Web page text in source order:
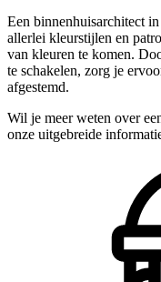
Een binnenhuisarchitect
allerlei kleurstijlen en
van kleuren te komen.
te schakelen, zorg je
afgestemd.
Wil je meer weten over
onze uitgebreide